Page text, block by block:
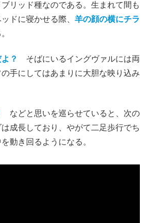
リッド種なのである。生まれて間も
ドに寝かせる際、 羊の顔の横にチラ
よ？ そばにいるイングヴァルには両
手にしてはあまりに大胆な映り込み
などと思いを巡らせていると、次の
成長しており、やがて二足歩行でち
動き回るようになる。